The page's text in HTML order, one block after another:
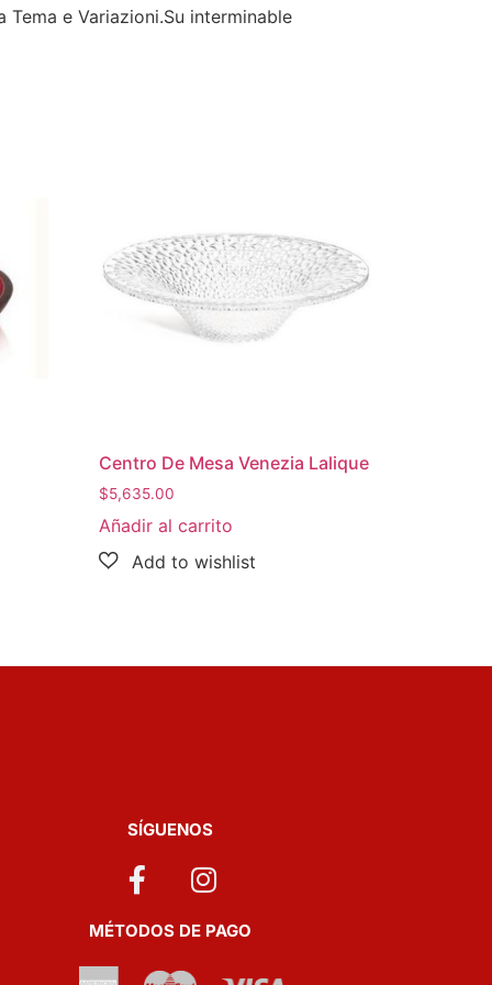
e Variazioni.Su interminable
Centro De Mesa Venezia Lalique
$5,635.00
Añadir al carrito
SÍGUENOS
MÉTODOS DE PAGO